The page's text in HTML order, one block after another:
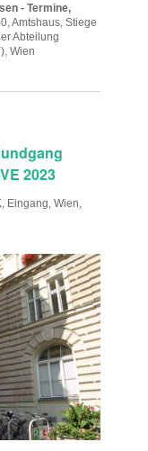
- Termine,
Amtshaus, Stiege
Abteilung
Wien
2023
Eingang, Wien,